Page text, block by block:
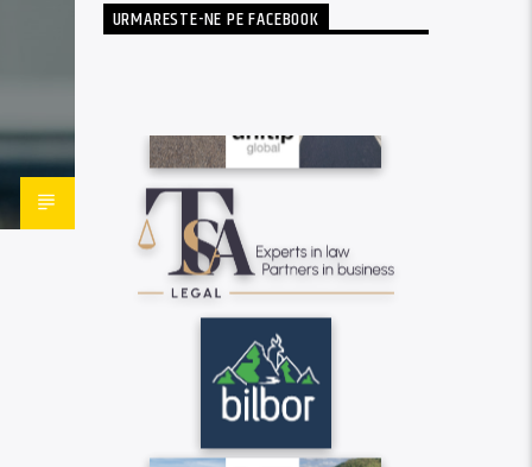
URMARESTE-NE PE FACEBOOK